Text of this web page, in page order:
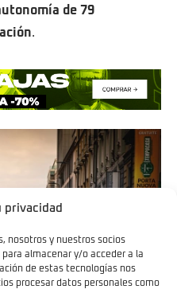
privacidad
nosotros y nuestros socios
almacenar y/o acceder a la
de estas tecnologías nos
procesar datos personales como
de 79
.